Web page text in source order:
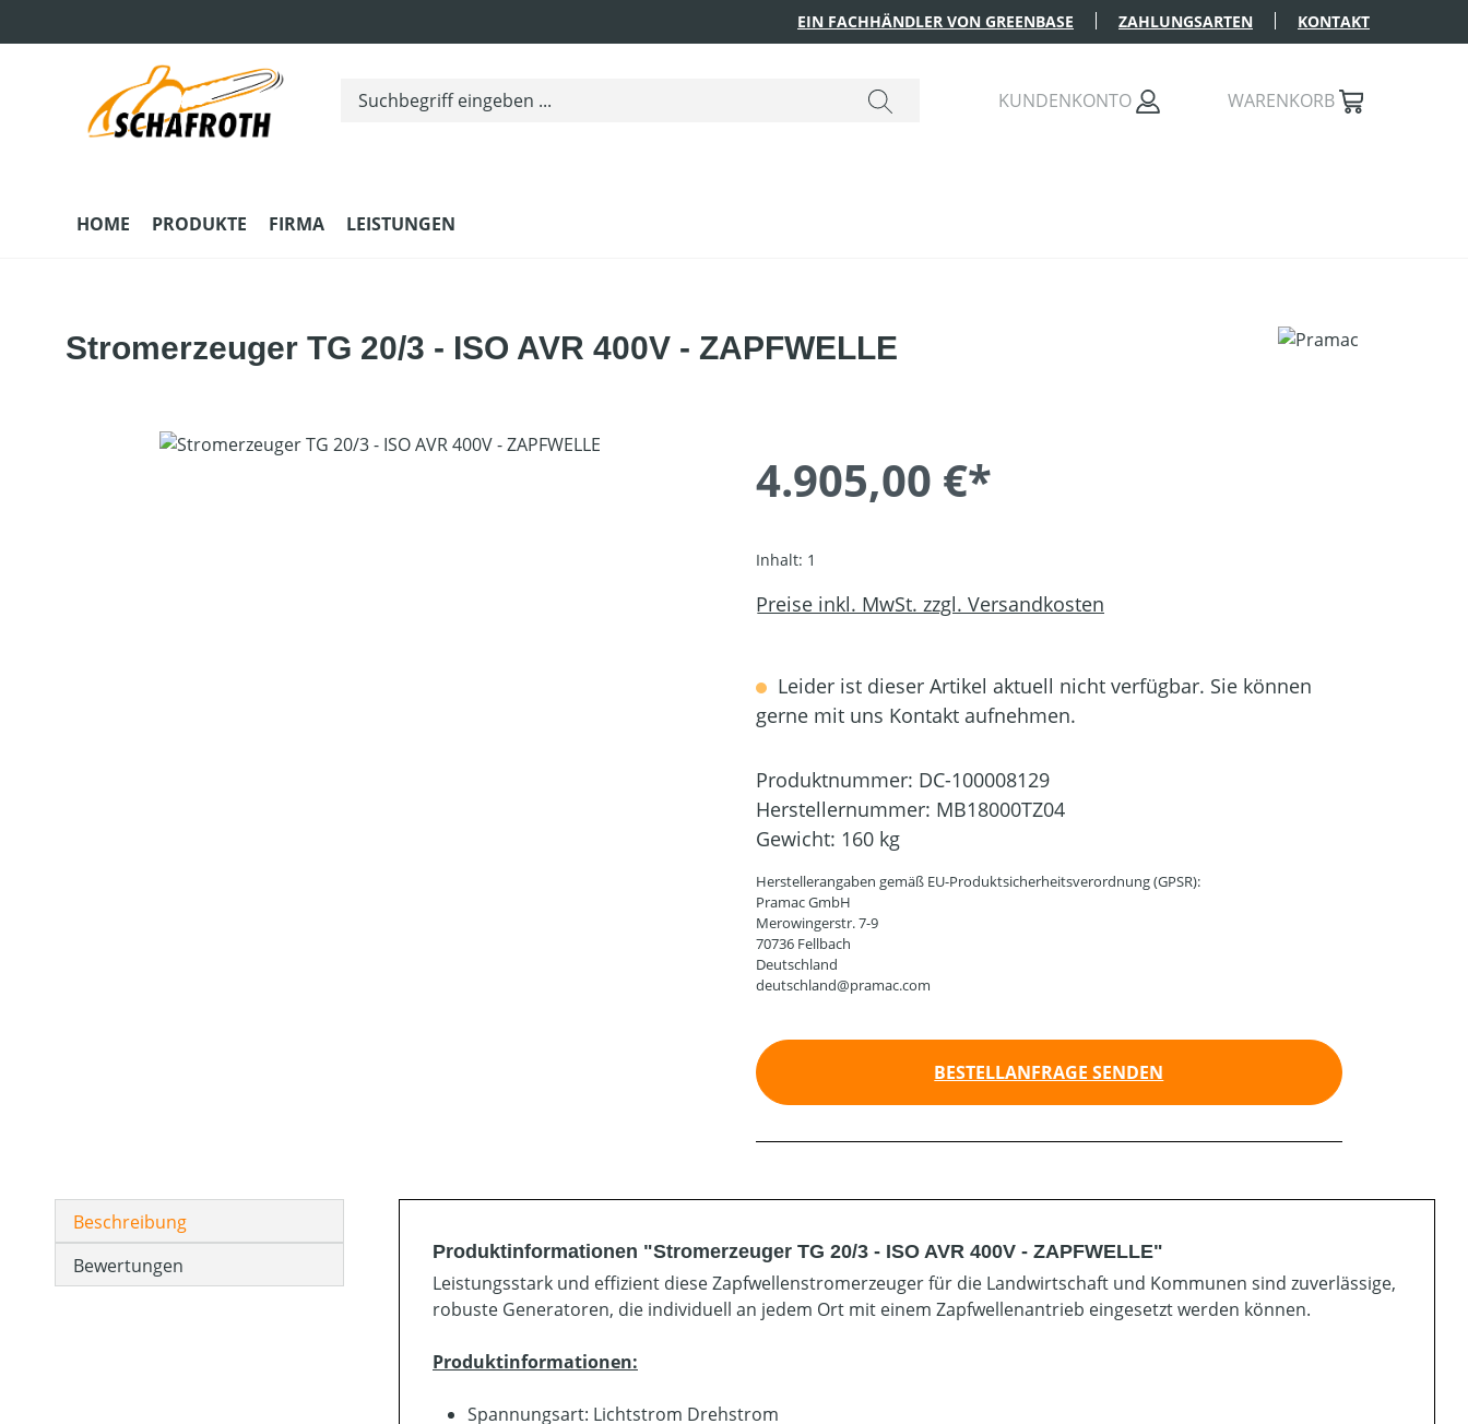
EIN FACHHÄNDLER VON GREENBASE ZAHLUNGSARTEN KONTAKT
KUNDENKONTO WARENKORB
HOME PRODUKTE FIRMA LEISTUNGEN
Stromerzeuger TG 20/3 - ISO AVR 400V - ZAPFWELLE
Bildergalerie überspringen
4.905,00 €*
Inhalt: 1
Preise inkl. MwSt. zzgl. Versandkosten
Leider ist dieser Artikel aktuell nicht verfügbar. Sie können
gerne mit uns Kontakt aufnehmen.
Produktnummer: DC-100008129
Herstellernummer: MB18000TZ04
Gewicht: 160 kg
Herstellerangaben gemäß EU-Produktsicherheitsverordnung (GPSR):
Pramac GmbH
Merowingerstr. 7-9
70736 Fellbach
Deutschland
deutschland@pramac.com
BESTELLANFRAGE SENDEN
Beschreibung
Bewertungen
Produktinformationen "Stromerzeuger TG 20/3 - ISO AVR 400V - ZAPFWELLE"
Leistungsstark und effizient diese Zapfwellenstromerzeuger für die Landwirtschaft und Kommunen sind zuverlässige,
robuste Generatoren, die individuell an jedem Ort mit einem Zapfwellenantrieb eingesetzt werden können.
Produktinformationen:
Spannungsart: Lichtstrom Drehstrom